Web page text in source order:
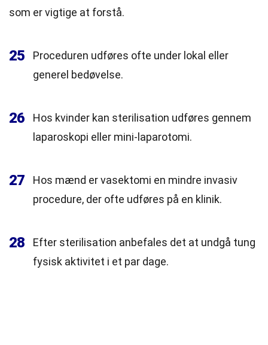
som er vigtige at forstå.
25
Proceduren udføres ofte under lokal eller
generel bedøvelse.
26
Hos kvinder kan sterilisation udføres gennem
laparoskopi eller mini-laparotomi.
27
Hos mænd er vasektomi en mindre invasiv
procedure, der ofte udføres på en klinik.
28
Efter sterilisation anbefales det at undgå tung
fysisk aktivitet i et par dage.